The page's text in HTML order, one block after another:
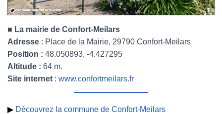
■ La mairie de Confort-Meilars
Adresse : Place de la Mairie, 29790 Confort-Meilars
Position : 48.050893, -4.427295
Altitude : 64 m.
Site internet : www.confortmeilars.fr
▶ Découvrez la commune de Confort-Meilars